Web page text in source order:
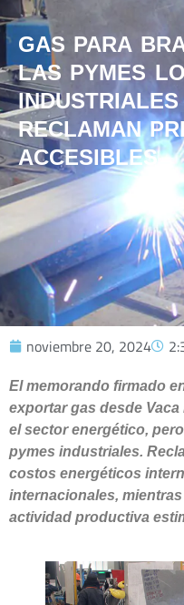
GAS PARA
LAS PYMES
RECLAMAN
ACCESIBLES
noviembre 20, 2024
El memorando firmado
exportar gas desde
el sector energético,
pymes industriales.
costos energéticos
internacionales,
actividad productiva